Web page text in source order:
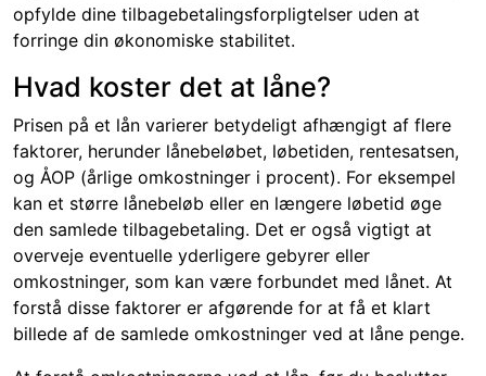
opfylde dine tilbagebetalingsforpligtelser uden at
forringe din økonomiske stabilitet.
Hvad koster det at låne?
Prisen på et lån varierer betydeligt afhængigt af flere
faktorer, herunder lånebeløbet, løbetiden, rentesatsen,
og ÅOP (årlige omkostninger i procent). For eksempel
kan et større lånebeløb eller en længere løbetid øge
den samlede tilbagebetaling. Det er også vigtigt at
overveje eventuelle yderligere gebyrer eller
omkostninger, som kan være forbundet med lånet. At
forstå disse faktorer er afgørende for at få et klart
billede af de samlede omkostninger ved at låne penge.